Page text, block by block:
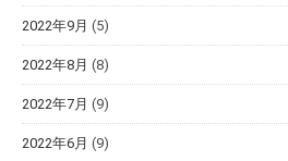
2022年9月 (5)
2022年8月 (8)
2022年7月 (9)
2022年6月 (9)